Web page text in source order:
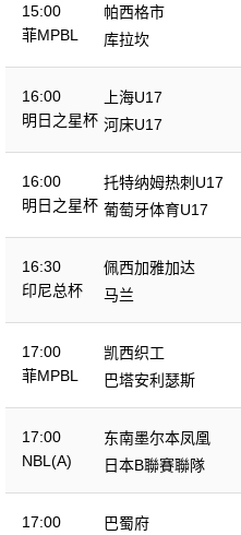
15:00
菲MPBL
帕西格市
库拉坎
16:00
明日之星杯
上海U17
河床U17
16:00
明日之星杯
托特纳姆热刺U17
葡萄牙体育U17
16:30
印尼总杯
佩西加雅加达
马兰
17:00
菲MPBL
凯西织工
巴塔安利瑟斯
17:00
NBL(A)
东南墨尔本凤凰
日本B聯賽聯隊
17:00
巴蜀府